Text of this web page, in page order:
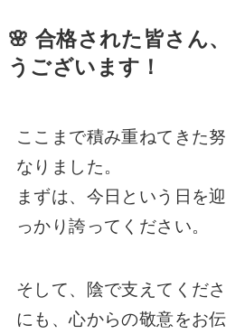
🌸 合格された皆さん
うございます！
ここまで積み重ねてきた
なりました。
まずは、今日という日を
っかり誇ってください。
そして、陰で支えてくだ
にも、心からの敬意をお伝